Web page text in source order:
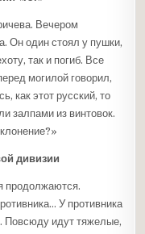
Вечером
Он один стоял у пушки,
так и погиб. Все
могилой говорил,
как этот русский, то
залпами из винтовок.
дивизии
продолжаются.
У противника
Повсюду идут тяжелые,